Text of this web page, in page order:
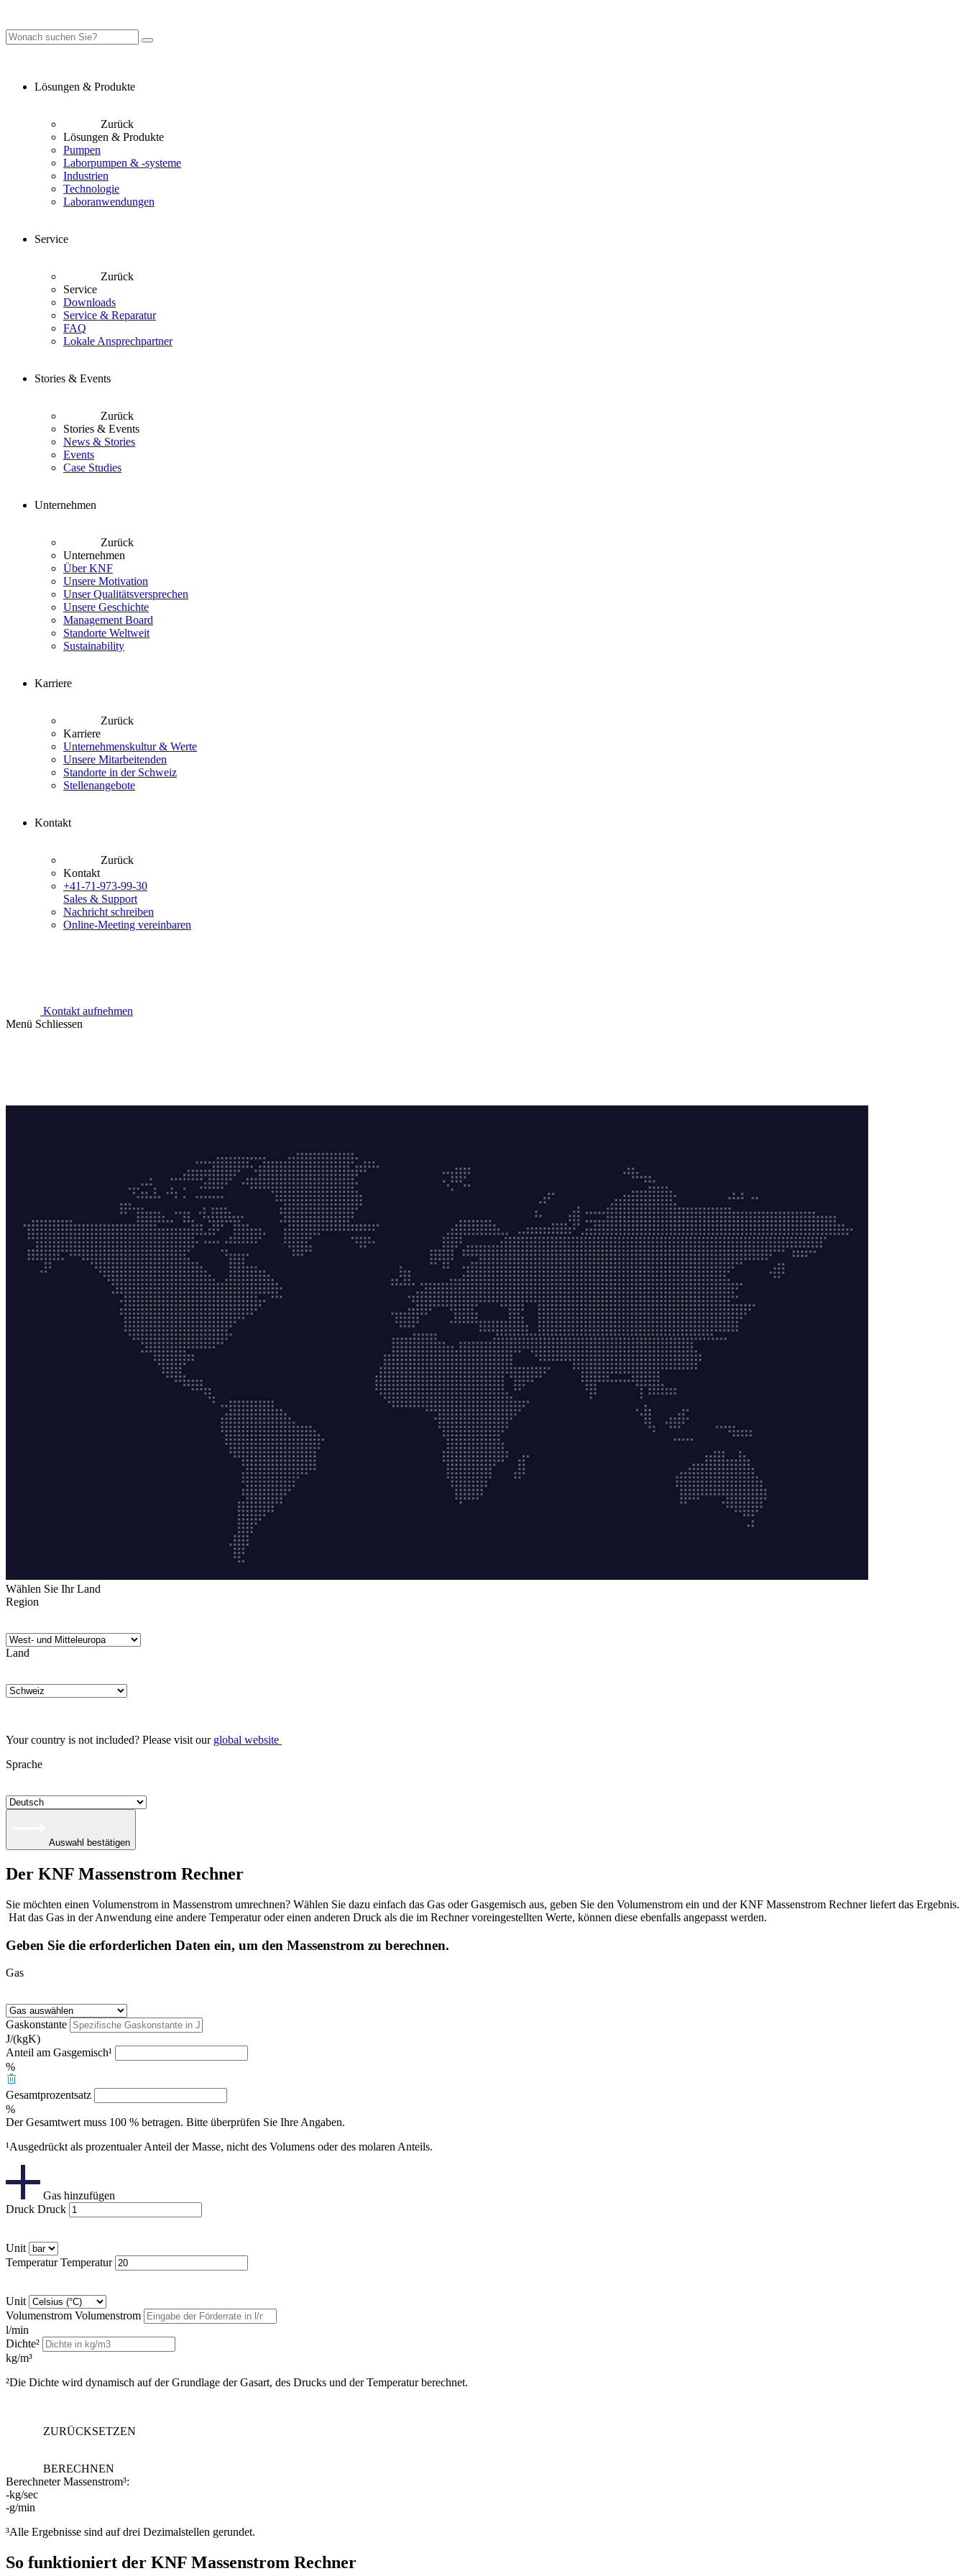
Lösungen & Produkte
Zurück
Lösungen & Produkte
Pumpen
Laborpumpen & -systeme
Industrien
Technologie
Laboranwendungen
Service
Zurück
Service
Downloads
Service & Reparatur
FAQ
Lokale Ansprechpartner
Stories & Events
Zurück
Stories & Events
News & Stories
Events
Case Studies
Unternehmen
Zurück
Unternehmen
Über KNF
Unsere Motivation
Unser Qualitätsversprechen
Unsere Geschichte
Management Board
Standorte Weltweit
Sustainability
Karriere
Zurück
Karriere
Unternehmenskultur & Werte
Unsere Mitarbeitenden
Standorte in der Schweiz
Stellenangebote
Kontakt
Zurück
Kontakt
+41-71-973-99-30
Sales & Support
Nachricht schreiben
Online-Meeting vereinbaren
Kontakt aufnehmen
Menü Schliessen
Wählen Sie Ihr Land
Region
Land
Your country is not included? Please visit our global website
Sprache
Auswahl bestätigen
Der KNF Massenstrom Rechner
Sie möchten einen Volumenstrom in Massenstrom umrechnen? Wählen Sie dazu einfach das Gas oder Gasgemisch aus, geben Sie den Volumenstrom ein und der KNF Massenstrom Rechner liefert das Ergebnis.
Hat das Gas in der Anwendung eine andere Temperatur oder einen anderen Druck als die im Rechner voreingestellten Werte, können diese ebenfalls angepasst werden.
Geben Sie die erforderlichen Daten ein, um den Massenstrom zu berechnen.
Gas
Gaskonstante
J/(kgK)
Anteil am Gasgemisch¹
%
Gesamtprozentsatz
%
Der Gesamtwert muss 100 % betragen. Bitte überprüfen Sie Ihre Angaben.
¹Ausgedrückt als prozentualer Anteil der Masse, nicht des Volumens oder des molaren Anteils.
Gas hinzufügen
Druck Druck
Unit
Temperatur Temperatur
Unit
Volumenstrom Volumenstrom
l/min
Dichte²
kg/m³
²Die Dichte wird dynamisch auf der Grundlage der Gasart, des Drucks und der Temperatur berechnet.
ZURÜCKSETZEN
BERECHNEN
Berechneter Massenstrom³:
-kg/sec
-g/min
³Alle Ergebnisse sind auf drei Dezimalstellen gerundet.
So funktioniert der KNF Massenstrom Rechner